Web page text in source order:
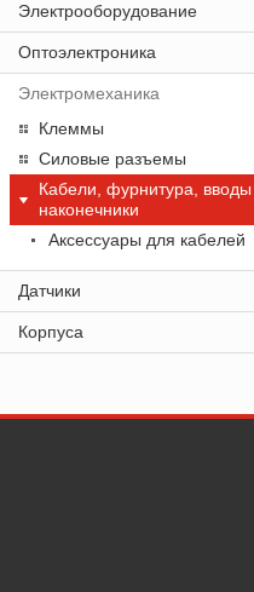
Электрооборудование
Оптоэлектроника
Электромеханика
Клеммы
Силовые разъемы
Кабели, фурнитура, вводы
наконечники
Аксессуары для кабелей
Датчики
Корпуса